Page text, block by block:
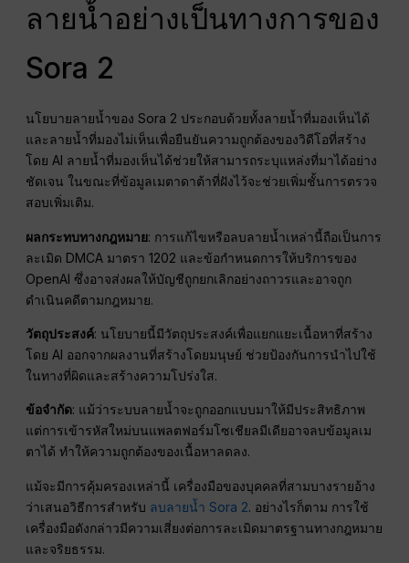
ลายน้ำอย่างเป็นทางการของ
Sora 2
นโยบายลายน้ำของ Sora 2 ประกอบด้วยทั้งลายน้ำที่มองเห็นได้
และลายน้ำที่มองไม่เห็นเพื่อยืนยันความถูกต้องของวิดีโอที่สร้าง
โดย AI ลายน้ำที่มองเห็นได้ช่วยให้สามารถระบุแหล่งที่มาได้อย่าง
ชัดเจน ในขณะที่ข้อมูลเมตาดาต้าที่ฝังไว้จะช่วยเพิ่มชั้นการตรวจ
สอบเพิ่มเติม.
ผลกระทบทางกฎหมาย: การแก้ไขหรือลบลายน้ำเหล่านี้ถือเป็นการ
ละเมิด DMCA มาตรา 1202 และข้อกำหนดการให้บริการของ
OpenAI ซึ่งอาจส่งผลให้บัญชีถูกยกเลิกอย่างถาวรและอาจถูก
ดำเนินคดีตามกฎหมาย.
วัตถุประสงค์: นโยบายนี้มีวัตถุประสงค์เพื่อแยกแยะเนื้อหาที่สร้าง
โดย AI ออกจากผลงานที่สร้างโดยมนุษย์ ช่วยป้องกันการนำไปใช้
ในทางที่ผิดและสร้างความโปร่งใส.
ข้อจำกัด: แม้ว่าระบบลายน้ำจะถูกออกแบบมาให้มีประสิทธิภาพ
แต่การเข้ารหัสใหม่บนแพลตฟอร์มโซเชียลมีเดียอาจลบข้อมูลเม
ตาได้ ทำให้ความถูกต้องของเนื้อหาลดลง.
แม้จะมีการคุ้มครองเหล่านี้ เครื่องมือของบุคคลที่สามบางรายอ้าง
ว่าเสนอวิธีการสำหรับ ลบลายน้ำ Sora 2. อย่างไรก็ตาม การใช้
เครื่องมือดังกล่าวมีความเสี่ยงต่อการละเมิดมาตรฐานทางกฎหมาย
และจริยธรรม.